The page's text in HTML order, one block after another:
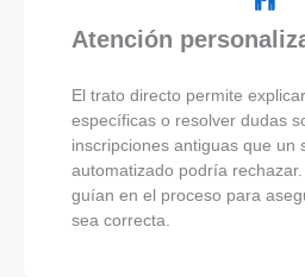
Atención
El trato directo permite
específicas o resolver dudas
inscripciones antiguas que un
automatizado podría
guían en el proceso para
sea correcta.